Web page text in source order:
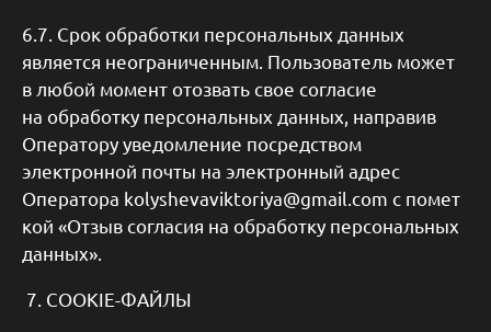
6.7. Срок обработки персональных данных
является неограниченным. Пользователь может
в любой момент отозвать свое согласие
на обработку персональных данных, направив
Оператору уведомление посредством
электронной почты на электронный адрес
Оператора kolyshevaviktoriya@gmail.com с помет
кой «Отзыв согласия на обработку персональных
данных».
7. COOKIE-ФАЙЛЫ